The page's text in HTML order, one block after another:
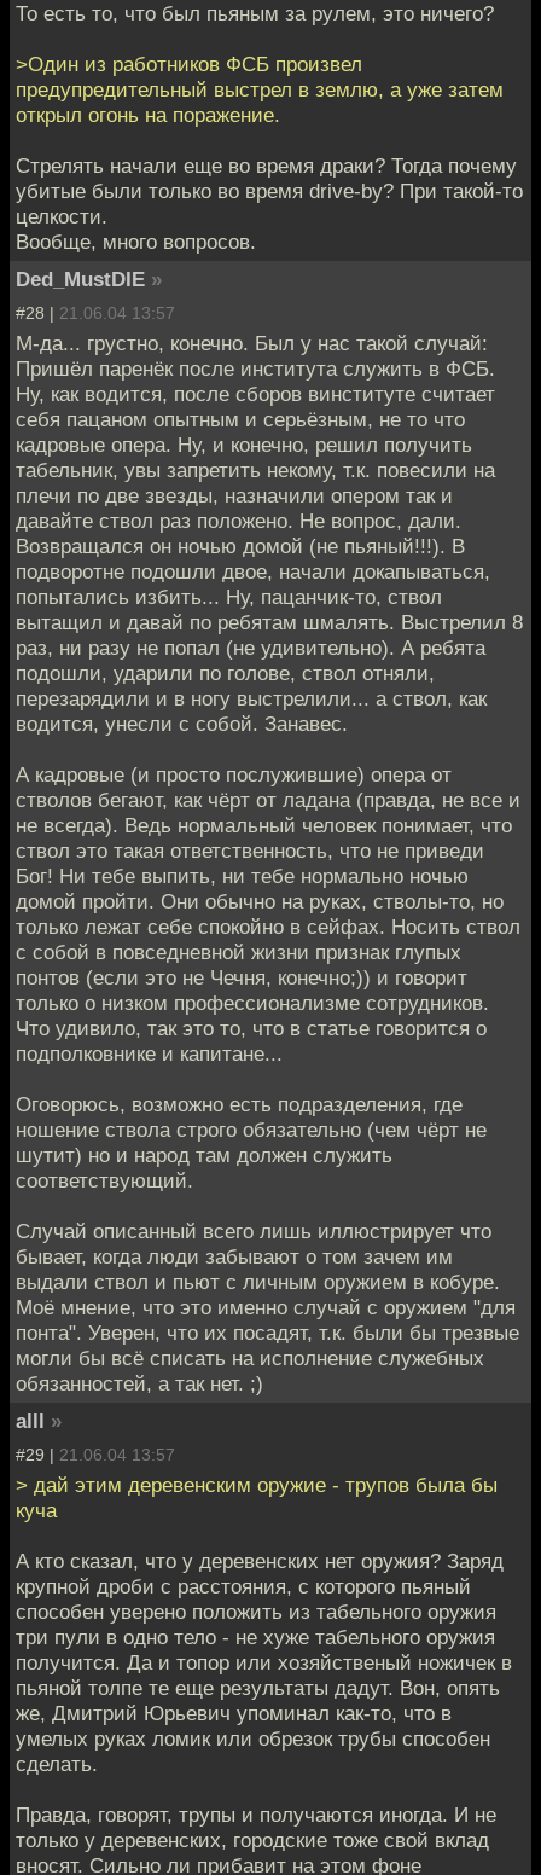
То есть то, что был пьяным за рулем, это ничего?
>Один из работников ФСБ произвел
предупредительный выстрел в землю, а уже затем
открыл огонь на поражение.
Стрелять начали еще во время драки? Тогда почему
убитые были только во время drive-by? При такой-то
целкости.
Вообще, много вопросов.
Ded_MustDIE »
#28 | 21.06.04 13:57
М-да... грустно, конечно. Был у нас такой случай:
Пришёл паренёк после института служить в ФСБ.
Ну, как водится, после сборов винституте считает
себя пацаном опытным и серьёзным, не то что
кадровые опера. Ну, и конечно, решил получить
табельник, увы запретить некому, т.к. повесили на
плечи по две звезды, назначили опером так и
давайте ствол раз положено. Не вопрос, дали.
Возвращался он ночью домой (не пьяный!!!). В
подворотне подошли двое, начали докапываться,
попытались избить... Ну, пацанчик-то, ствол
вытащил и давай по ребятам шмалять. Выстрелил 8
раз, ни разу не попал (не удивительно). А ребята
подошли, ударили по голове, ствол отняли,
перезарядили и в ногу выстрелили... а ствол, как
водится, унесли с собой. Занавес.
А кадровые (и просто послужившие) опера от
стволов бегают, как чёрт от ладана (правда, не все и
не всегда). Ведь нормальный человек понимает, что
ствол это такая ответственность, что не приведи
Бог! Ни тебе выпить, ни тебе нормально ночью
домой пройти. Они обычно на руках, стволы-то, но
только лежат себе спокойно в сейфах. Носить ствол
с собой в повседневной жизни признак глупых
понтов (если это не Чечня, конечно;)) и говорит
только о низком профессионализме сотрудников.
Что удивило, так это то, что в статье говорится о
подполковнике и капитане...
Оговорюсь, возможно есть подразделения, где
ношение ствола строго обязательно (чем чёрт не
шутит) но и народ там должен служить
соответствующий.
Случай описанный всего лишь иллюстрирует что
бывает, когда люди забывают о том зачем им
выдали ствол и пьют с личным оружием в кобуре.
Моё мнение, что это именно случай с оружием "для
понта". Уверен, что их посадят, т.к. были бы трезвые
могли бы всё списать на исполнение служебных
обязанностей, а так нет. ;)
alll »
#29 | 21.06.04 13:57
> дай этим деревенским оружие - трупов была бы
куча
А кто сказал, что у деревенских нет оружия? Заряд
крупной дроби с расстояния, с которого пьяный
способен уверено положить из табельного оружия
три пули в одно тело - не хуже табельного оружия
получится. Да и топор или хозяйственый ножичек в
пьяной толпе те еще результаты дадут. Вон, опять
же, Дмитрий Юрьевич упоминал как-то, что в
умелых руках ломик или обрезок трубы способен
сделать.
Правда, говорят, трупы и получаются иногда. И не
только у деревенских, городские тоже свой вклад
вносят. Сильно ли прибавит на этом фоне